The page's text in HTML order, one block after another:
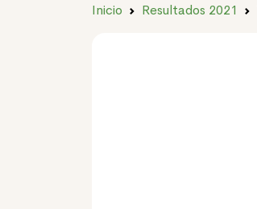
Inicio Resultados 2021